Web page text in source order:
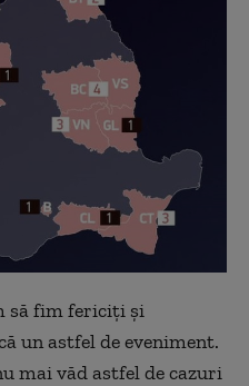
să fim fericiţi şi
un astfel de eveniment.
mai văd astfel de cazuri